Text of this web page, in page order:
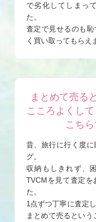
で劣化してしまっ
た。
査定で見せるのも
く買い取ってもらえ
まとめて売る
こころよくし
こち
昔、旅行に行く度
グ。
収納もしきれず、
TVCMを見て査定を
た。
1点ずつ丁寧に査定
まとめて売るとい